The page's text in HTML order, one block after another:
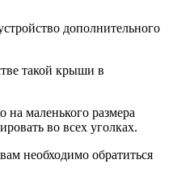
дополнительного
такой крыши в
маленького размера
во всех уголках.
необходимо обратиться